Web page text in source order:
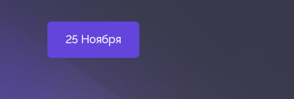
25 Ноября